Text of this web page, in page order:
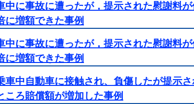
中に事故に遭ったが，提示された慰謝料
に増額できた事例
中に事故に遭ったが，提示された慰謝料
に増額できた事例
車中自動車に接触され、負傷したが提示
ころ賠償額が増加した事例